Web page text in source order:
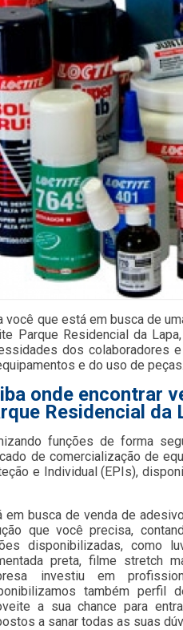
você que está em busca de
Parque Residencial da
dos colaboradores
e do uso de peças.
onde encontrar
Residencial da
funções de forma
de comercialização de
e Individual (EPIs),
em busca de venda de
que você precisa,
disponibilizadas, como
preta, filme stretch
investiu em
também perfil
a sua chance para
a sanar todas as suas